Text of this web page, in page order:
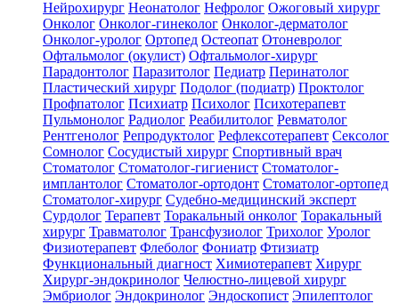
Нейрохирург Неонатолог Нефролог Ожоговый хирург
Онколог Онколог-гинеколог Онколог-дерматолог
Онколог-уролог Ортопед Остеопат Отоневролог
Офтальмолог (окулист) Офтальмолог-хирург
Парадонтолог Паразитолог Педиатр Перинатолог
Пластический хирург Подолог (подиатр) Проктолог
Профпатолог Психиатр Психолог Психотерапевт
Пульмонолог Радиолог Реабилитолог Ревматолог
Рентгенолог Репродуктолог Рефлексотерапевт Сексолог
Сомнолог Сосудистый хирург Спортивный врач
Стоматолог Стоматолог-гигиенист Стоматолог-
имплантолог Стоматолог-ортодонт Стоматолог-ортопед
Стоматолог-хирург Судебно-медицинский эксперт
Сурдолог Терапевт Торакальный онколог Торакальный
хирург Травматолог Трансфузиолог Трихолог Уролог
Физиотерапевт Флеболог Фониатр Фтизиатр
Функциональный диагност Химиотерапевт Хирург
Хирург-эндокринолог Челюстно-лицевой хирург
Эмбриолог Эндокринолог Эндоскопист Эпилептолог